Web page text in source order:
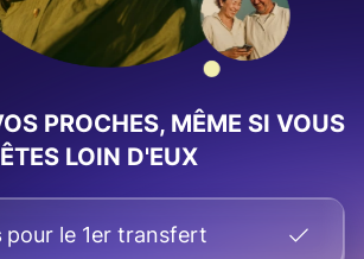
PROCHES, MÊME SI VOUS
ÊTES LOIN D'EUX
pour le 1er transfert